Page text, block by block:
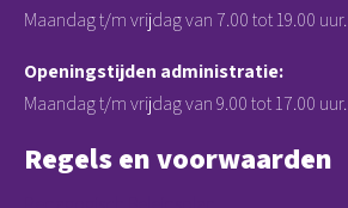
Maandag t/m vrijdag van 7.00 tot 19.00 uur.
Openingstijden administratie:
Maandag t/m vrijdag van 9.00 tot 17.00 uur.
Regels en voorwaarden